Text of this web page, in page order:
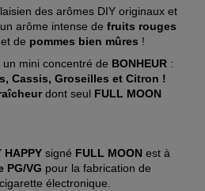
des arômes DIY originaux et
arôme intense de fruits rouges
et de pommes bien mûres !
un mini concentré de BONHEUR :
Cassis, Groseilles et Citron !
dont seul FULL MOON
HAPPY signé FULL MOON est à
PG/VG pour la fabrication de
électronique.